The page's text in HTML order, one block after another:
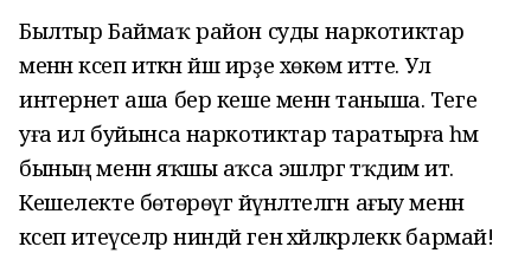
Былтыр Баймаҡ район суды наркотиктар
менән кәсеп иткән йәш ирҙе хөкөм итте. Ул
интернет аша бер кеше менән таныша. Теге
уға ил буйынса наркотиктар таратырға һәм
бының менән яҡшы аҡса эшләргә тәҡдим итә.
Кешелекте бөтөрөүгә йүнәлтелгән ағыу менән
кәсеп итеүселәр ниндәй генә хәйләкәрлеккә бармай!